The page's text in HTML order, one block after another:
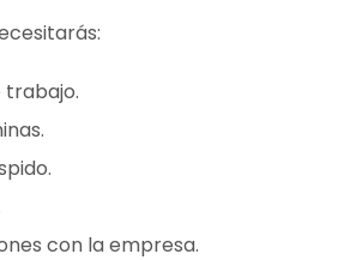
con la empresa.